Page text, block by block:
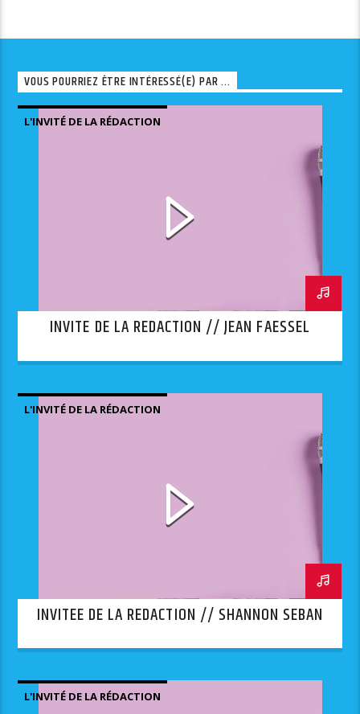
VOUS POURRIEZ ÊTRE INTÉRESSÉ(E) PAR ...
L'INVITÉ DE LA RÉDACTION
INVITE DE LA REDACTION // JEAN FAESSEL
L'INVITÉ DE LA RÉDACTION
INVITEE DE LA REDACTION // SHANNON SEBAN
L'INVITÉ DE LA RÉDACTION